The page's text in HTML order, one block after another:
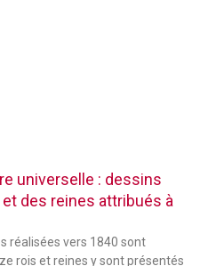
universelle : dessins
des reines attribués à
réalisées vers 1840 sont
rois et reines y sont présentés